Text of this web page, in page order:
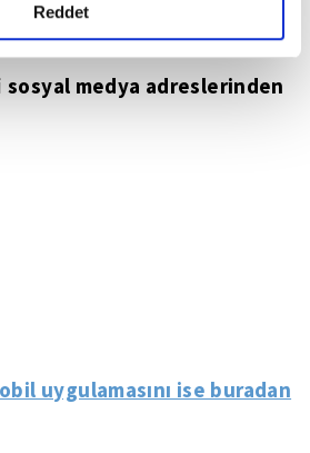
lütfentıklayınız.
Reddet
MEDYADA!
sosyal medya adreslerinden
uygulamasını ise buradan